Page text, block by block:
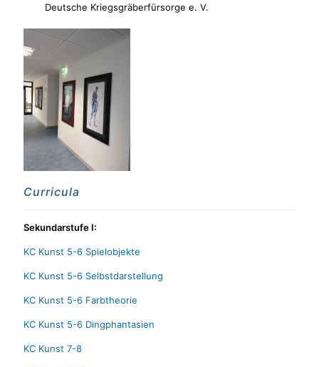
Deutsche Kriegsgräberfürsorge e. V.
Curricula
Sekundarstufe I:
KC Kunst 5-6 Spielobjekte
KC Kunst 5-6 Selbstdarstellung
KC Kunst 5-6 Farbtheorie
KC Kunst 5-6 Dingphantasien
KC Kunst 7-8